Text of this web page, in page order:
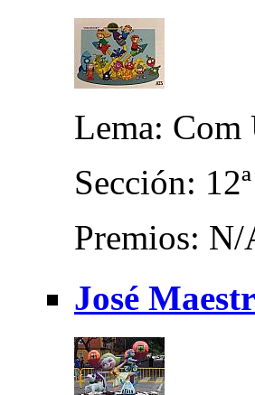
Lema: Com
Sección: 12ª
Premios: N/
José